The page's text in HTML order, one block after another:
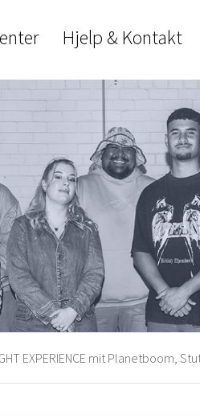
Hjelp & Kontakt
EXPERIENCE mit Planetboom,